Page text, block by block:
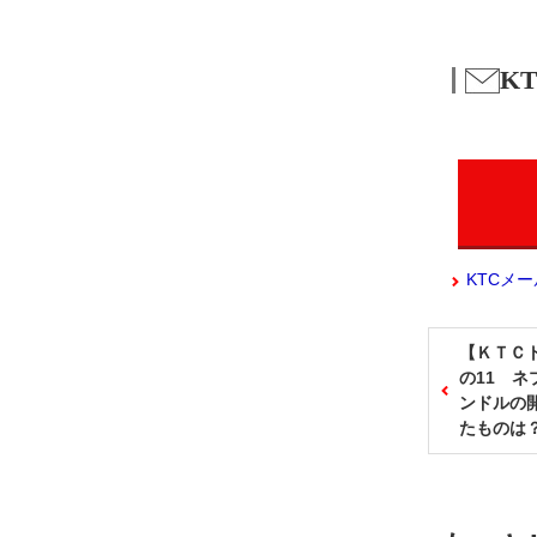
KTCメ
【ＫＴ
の11 ネ
ンドルの
たものは